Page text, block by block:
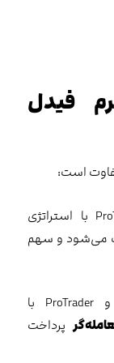
فیدل
است:
حساب‌های Micro Trader و ProTrader با استراتژی
می‌شود و سهم
حساب‌های Micro Trader Swing و ProTrader با
پرداخت